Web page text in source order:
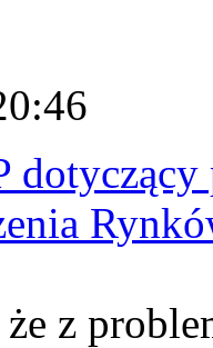
z